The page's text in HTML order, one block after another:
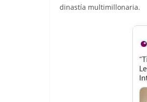
dinastía multimillonaria.